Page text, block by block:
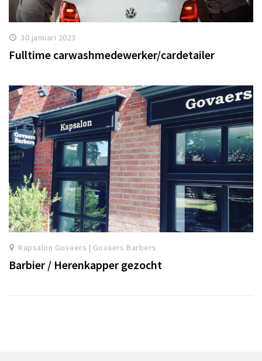
30 januari 2023
Fulltime carwashmedewerker/cardetailer
Kapsalon Govaers | Govaers Barbers
Barbier / Herenkapper gezocht